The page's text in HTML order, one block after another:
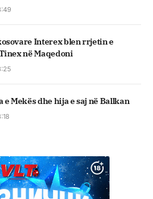
Interex blen rrjetin e
në Maqedoni
e Mekës dhe hija e saj në Ballkan